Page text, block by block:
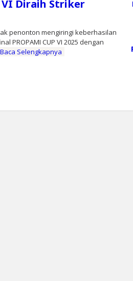
VI Diraih Striker
penonton mengiringi keberhasilan
PROPAMI CUP VI 2025 dengan
Baca Selengkapnya